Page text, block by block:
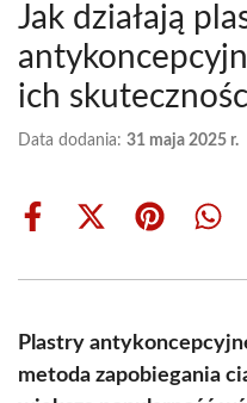
Jak działają
ich
Data dodania: 31 maja 2025 r.
Share
Share
(Twitter)
Share
Plastry
metoda zapobiegania